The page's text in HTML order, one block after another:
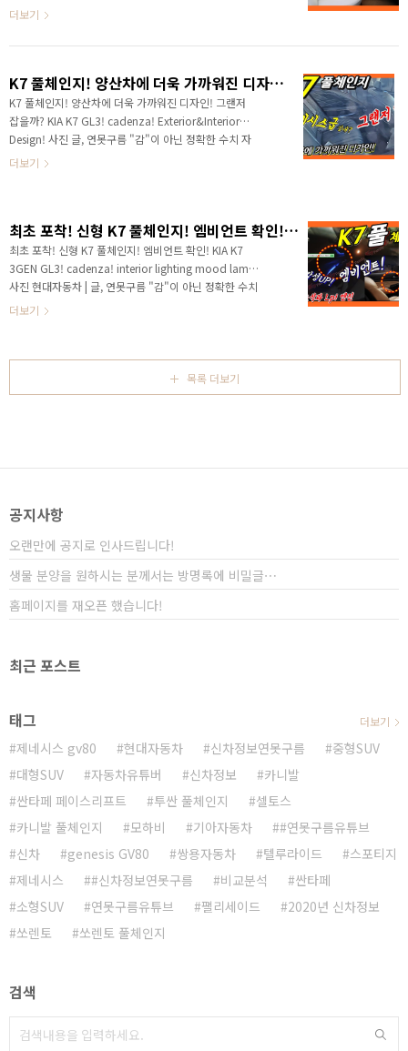
대로 풀체인지 되는 K7은 정말 뜨거운 관심을 얻고 있
습..
분석 자료를 제시하는 연못구름입니다! 안녕하세요? 연
남지 않았습니다. 현재 시점에서는 루머보다는 좀 더 정
# 세부적인 내용을 담고 있는 영상으로 보시길 추천합니
다.​ 이전 영상에서 약속드렸던 것처럼 재원 중에서 가장
중요한 제원은 축거라고 생각하는데, 축거는 앞바퀴와 뒤
바퀴의 거리로 실내 공간을 나타내는 가장 중요한 지표입
한 등급의 의미는 결국 얼마나..
더보기
K7 풀체인지! 양산차에 더욱 가까워진 디자인! 그랜저 잡을까? KIA K7 GL3! cadenza! Exterior&Interior Design!
K7 풀체인지! 양산차에 더욱 가까워진 디자인! 그랜저
잡을까? KIA K7 GL3! cadenza! Exterior&Interior
Design! 사진 글, 연못구름 "감"이 아닌 정확한 수치 자
료를 통해서 비교 분석 자료를 제시하는 연못구름입니
같네요. 출시가 가까워졌기 때문에 양산차에 가까운 테
스트 차량이 돌아다니기 시작할 것 같은데, 이번에 포착
된 차량은 양산차에 한층 더 가까워졌습니다. 고화질로
촬영한 실외와 실내의 사진은 구독자께서 제보해 주셨
습니다. 진심으로 감사합니다! # 세부적인 내용을 담고
있는 영상으로 보시길 추천합니다..
더보기
최초 포착! 신형 K7 풀체인지! 엠비언트 확인! KIA K7 3GEN GL3! cadenza! interior lighting mood lamp
최초 포착! 신형 K7 풀체인지! 엠비언트 확인! KIA K7
3GEN GL3! cadenza! interior lighting mood lamp
사진 현대자동차 | 글, 연못구름 "감"이 아닌 정확한 수치
자료를 통해서 비교 분석 자료를 제시하는 연못구름입니
출시된 K7 풀체인지라면 이런 불만은 사라질 것 같네요!
최초로 포착된 K7 엠비언트를 만나보시죠! # 세부적인
내용을 담고 있는 영상으로 보시길 추천합니다. 안녕하세
양산차에 ..
더보기
목록 더보기
공지사항
오랜만에 공지로 인사드립니다!
생물 분양을 원하시는 분께서는 방명록에 비밀글⋯
홈페이지를 재오픈 했습니다!
최근 포스트
태그
제네시스 gv80 현대자동차 신차정보연못구름
중형SUV
대형SUV
자동차유튜버 신차정보
카니발
싼타페 페이스리프트
투싼 풀체인지
셀토스
카니발 풀체인지
모하비 기아자동차
#연못구름유튜브
신차
genesis GV80 쌍용자동차 텔루라이드
스포티지
제네시스
#신차정보연못구름 비교분석
싼타페
소형SUV
연못구름유튜브 팰리세이드
2020년 신차정보
쏘렌토
쏘렌토 풀체인지
더보기
검색